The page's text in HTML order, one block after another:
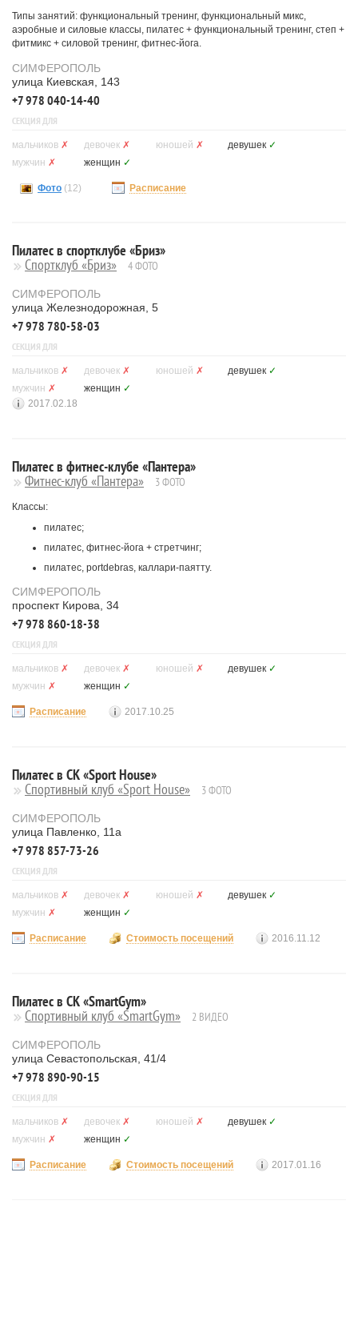
Типы занятий: функциональный тренинг, функциональный микс,
аэробные и силовые классы, пилатес + функциональный тренинг, степ +
фитмикс + силовой тренинг, фитнес-йога.
СИМФЕРОПОЛЬ
улица Киевская, 143
+7 978 040-14-40
СЕКЦИЯ ДЛЯ
мальчиков ✗ девочек ✗ юношей ✗ девушек ✓
мужчин ✗ женщин ✓
Фото (12) Расписание
Пилатес в спортклубе «Бриз»
Спортклуб «Бриз» 4 ФОТО
СИМФЕРОПОЛЬ
улица Железнодорожная, 5
+7 978 780-58-03
СЕКЦИЯ ДЛЯ
мальчиков ✗ девочек ✗ юношей ✗ девушек ✓
мужчин ✗ женщин ✓
2017.02.18
Пилатес в фитнес-клубе «Пантера»
Фитнес-клуб «Пантера» 3 ФОТО
Классы:
пилатес;
пилатес, фитнес-йога + стретчинг;
пилатес, portdebras, каллари-паятту.
СИМФЕРОПОЛЬ
проспект Кирова, 34
+7 978 860-18-38
СЕКЦИЯ ДЛЯ
мальчиков ✗ девочек ✗ юношей ✗ девушек ✓
мужчин ✗ женщин ✓
Расписание 2017.10.25
Пилатес в СК «Sport House»
Спортивный клуб «Sport House» 3 ФОТО
СИМФЕРОПОЛЬ
улица Павленко, 11а
+7 978 857-73-26
СЕКЦИЯ ДЛЯ
мальчиков ✗ девочек ✗ юношей ✗ девушек ✓
мужчин ✗ женщин ✓
Расписание Стоимость посещений 2016.11.12
Пилатес в СК «SmartGym»
Спортивный клуб «SmartGym» 2 ВИДЕО
СИМФЕРОПОЛЬ
улица Севастопольская, 41/4
+7 978 890-90-15
СЕКЦИЯ ДЛЯ
мальчиков ✗ девочек ✗ юношей ✗ девушек ✓
мужчин ✗ женщин ✓
Расписание Стоимость посещений 2017.01.16